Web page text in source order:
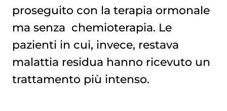
proseguito con la terapia ormonale
ma senza chemioterapia. Le
pazienti in cui, invece, restava
malattia residua hanno ricevuto un
trattamento più intenso.